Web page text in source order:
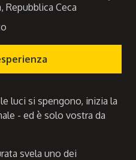
Repubblica Ceca
luci si spengono, inizia la
- ed è solo vostra da
svela uno dei